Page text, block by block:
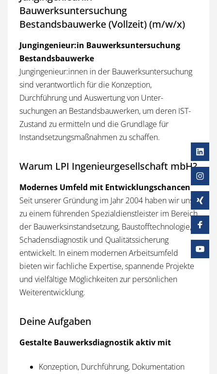
Bauwerksuntersuchung
Bestandsbauwerke (Vollzeit) (m/w/x)
Jungingenieur:in Bauwerks­untersuchung
Bestands­bauwerke
Jungingenieur:innen in der Bauwerks­untersuchung
sind verantwortlich für die Konzeption,
Durchführung und Auswertung von Unter­
suchungen an Bestands­bauwerken, um deren IST-
Zustand zu ermitteln und die Grundlage für
Instandsetzungs­maßnahmen zu schaffen.
Warum LPI Ingenieurgesellschaft mbH?
Modernes Umfeld mit Entwicklungschancen
Seit unserer Gründung im Jahr 2004 haben wir uns
zu einem führenden Spezial­dienstleister im Bereich
der Bauwerks­instandsetzung, Baustoff­technologie,
Schadens­diagnostik und Qualitätssicherung
entwickelt. In einem modernen Arbeits­umfeld
bieten wir fachliche Expertise, spannende Projekte
und vielfältige Möglichkeiten zur persönlichen
Weiter­entwicklung.
Deine Aufgaben
Gestalte Bauwerks­diagnostik aktiv mit
Konzeption, Durchführung, Dokumentation